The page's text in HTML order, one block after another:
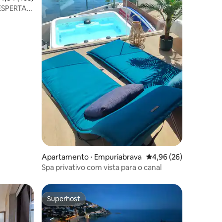
Apartamento ⋅ Empuriabrava 4,96 de uma
4,96 (26)
Spa privativo com vista para o canal
Superhost
Superhost